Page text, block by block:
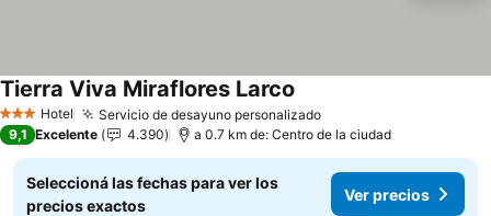
3 Estrellas
Hotel Servicio de desayuno personalizado
Tierra Viva Miraflores Larco
9,1 Excelente 4.390 a 0.7 km de: Centro de la ciudad
Seleccioná las fechas para ver los
precios exactos
Ver precios